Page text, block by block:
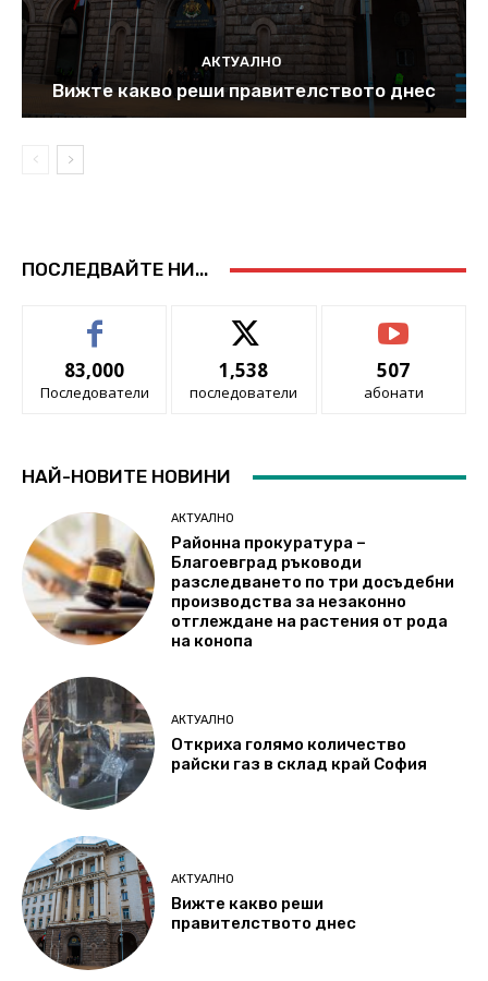
АКТУАЛНО
Вижте какво реши правителството днес
ПОСЛЕДВАЙТЕ НИ...
83,000
Последователи
1,538
последователи
507
абонати
НАЙ-НОВИТЕ НОВИНИ
АКТУАЛНО
Районна прокуратура –
Благоевград ръководи
разследването по три досъдебни
производства за незаконно
отглеждане на растения от рода
на конопа
АКТУАЛНО
Откриха голямо количество
райски газ в склад край София
АКТУАЛНО
Вижте какво реши
правителството днес